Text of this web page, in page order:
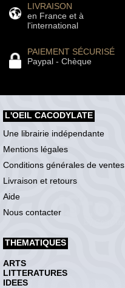
LIVRAISON
en France et à
l'international
PAIEMENT SÉCURISÉ
Paypal - Chèque
L'OEIL CACODYLATE
Une librairie indépendante
Mentions légales
Conditions générales de ventes
Livraison et retours
Aide
Nous contacter
THEMATIQUES
ARTS
LITTERATURES
IDEES